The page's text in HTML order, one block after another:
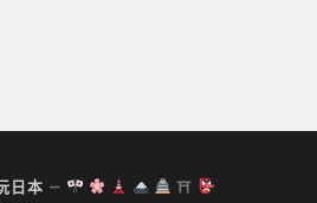
日本 — ⛩